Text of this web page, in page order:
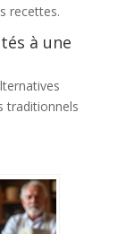
recettes.
à une
traditionnels